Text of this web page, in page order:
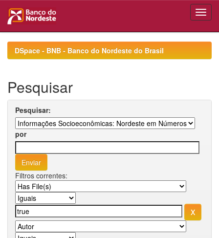
navigationDSpace - BNB - Banco do Nordeste do Brasil
Pesquisar
Pesquisar:
por
Filtros correntes: